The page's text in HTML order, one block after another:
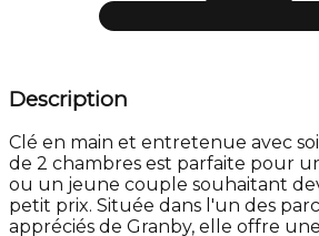
Description
Clé en main et entretenue avec
de 2 chambres est parfaite pour
ou un jeune couple souhaitant
petit prix. Située dans l'un des
appréciés de Granby, elle offre